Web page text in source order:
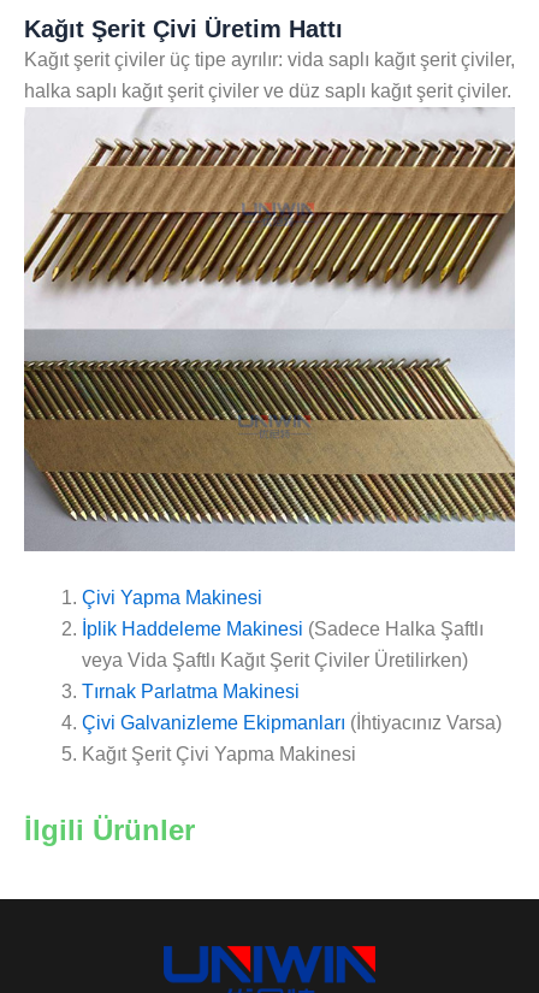
Kağıt Şerit Çivi Üretim Hattı
Kağıt şerit çiviler üç tipe ayrılır: vida saplı kağıt şerit çiviler,
halka saplı kağıt şerit çiviler ve düz saplı kağıt şerit çiviler.
Çivi Yapma Makinesi
İplik Haddeleme Makinesi (Sadece Halka Şaftlı
veya Vida Şaftlı Kağıt Şerit Çiviler Üretilirken)
Tırnak Parlatma Makinesi
Çivi Galvanizleme Ekipmanları (İhtiyacınız Varsa)
Kağıt Şerit Çivi Yapma Makinesi
İlgili Ürünler